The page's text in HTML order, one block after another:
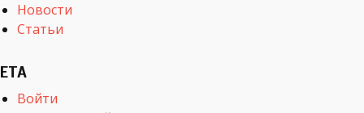
Новости
Статьи
Войти